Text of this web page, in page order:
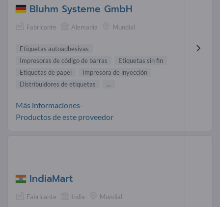
Bluhm Systeme GmbH
Fabricante Alemania Mundial
Etiquetas autoadhesivas
Impresoras de código de barras
Etiquetas sin fin
Etiquetas de papel
Impresora de inyección
Distribuidores de etiquetas
...
Más informaciones-
Productos de este proveedor
IndiaMart
Fabricante India Mundial